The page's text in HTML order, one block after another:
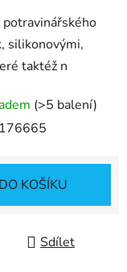
silikonovými,
taktéž n
(>5 balení)
DO KOŠÍKU
Sdílet